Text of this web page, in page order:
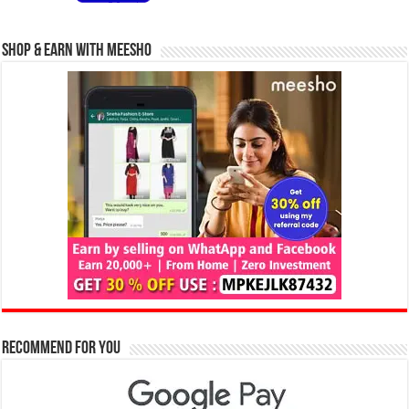
Shop & Earn with Meesho
Recommend for You